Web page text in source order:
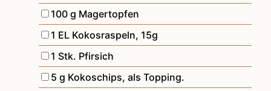
▢
100 g Magertopfen
▢
1 EL Kokosraspeln, 15g
▢
1 Stk. Pfirsich
▢
5 g Kokoschips,als Topping.